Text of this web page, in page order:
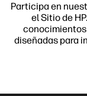
Participa en
el Sitio de
diseñadas para